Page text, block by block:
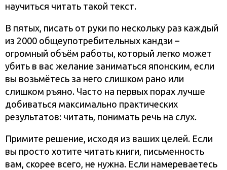
научиться читать такой текст.
В пятых, писать от руки по нескольку раз каждый
из 2000 общеупотребительных кандзи –
огромный объём работы, который легко может
убить в вас желание заниматься японским, если
вы возьмётесь за него слишком рано или
слишком ръяно. Часто на первых порах лучше
добиваться максимально практических
результатов: читать, понимать речь на слух.
Примите решение, исходя из ваших целей. Если
вы просто хотите читать книги, письменность
вам, скорее всего, не нужна. Если намереваетесь